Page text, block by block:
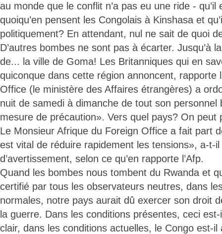
au monde que le conflit n’a pas eu une ride - qu’il
quoiqu’en pensent les Congolais à Kinshasa et
politiquement? En attendant, nul ne sait de quoi
D’autres bombes ne sont pas à écarter. Jusqu’à
de... la ville de Goma! Les Britanniques qui en
quiconque dans cette région annoncent, rapporte
Office (le ministère des Affaires étrangères) a
nuit de samedi à dimanche de tout son personnel
mesure de précaution». Vers quel pays? On peut
Le Monsieur Afrique du Foreign Office a fait part
est vital de réduire rapidement les tensions», a-t-
d’avertissement, selon ce qu’en rapporte l’Afp.
Quand les bombes nous tombent du Rwanda et
certifié par tous les observateurs neutres, dans
normales, notre pays aurait dû exercer son droit
la guerre. Dans les conditions présentes, ceci
clair, dans les conditions actuelles, le Congo est-